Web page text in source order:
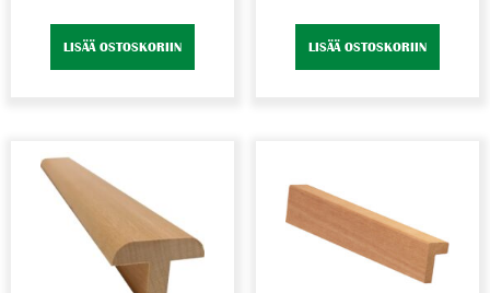
LISÄÄ OSTOSKORIIN LISÄÄ OSTOSKORIIN